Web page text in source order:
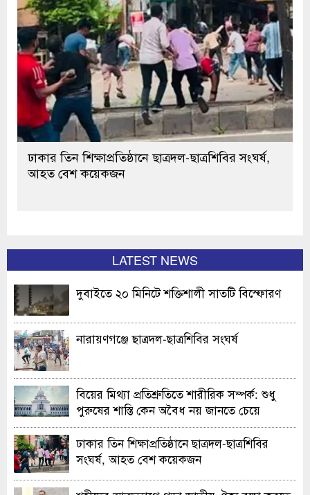
ঢাকার তিন শিক্ষাপ্রতিষ্ঠানে ছাত্রদল-ছাত্রশিবির সংঘর্ষ,
আহত বেশ কয়েকজন
LATEST NEWS
দুবাইতে ২০ মিনিটে শক্তিশালী সাতটি বিস্ফোরণ
নারায়ণগঞ্জে ছাত্রদল-ছাত্রশিবির সংঘর্ষ
বিয়ের মিথ্যা প্রতিশ্রুতিতে শারীরিক সম্পর্ক: শুধু
পুরুষের শাস্তি কেন অবৈধ নয় জানতে চেয়ে
হাইকোর্টের রুল
ঢাকার তিন শিক্ষাপ্রতিষ্ঠানে ছাত্রদল-ছাত্রশিবির
সংঘর্ষ, আহত বেশ কয়েকজন